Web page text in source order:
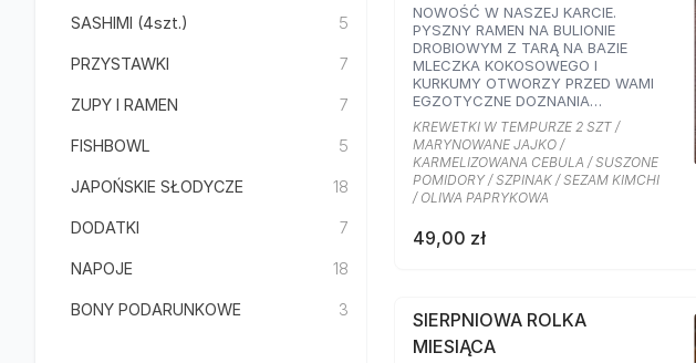
SASHIMI (4szt.) 5
PRZYSTAWKI 7
ZUPY I RAMEN 7
FISHBOWL 5
JAPOŃSKIE SŁODYCZE 18
DODATKI 7
NAPOJE 18
BONY PODARUNKOWE 3
NOWOŚĆ W NASZEJ KARCIE.
PYSZNY RAMEN NA BULIONIE
DROBIOWYM Z TARĄ NA BAZIE
MLECZKA KOKOSOWEGO I
KURKUMY OTWORZY PRZED WAMI
EGZOTYCZNE DOZNANIA
KULINARNE. PODAWANY Z
KREWETKAMI I MARYNOWANYM
JAJKIEM ORAZ KARMELIZOWANĄ
CEBULKĄ, SZPINAKIEM,
SUSZONYMI POMIDORAMI ORAZ
SEZAMEM O SMAKU KIMCHI I
KREWETKI W TEMPURZE 2 SZT /
MARYNOWANE JAJKO /
KARMELIZOWANA CEBULA / SUSZONE
POMIDORY / SZPINAK / SEZAM KIMCHI
/ OLIWA PAPRYKOWA
49,00 zł
SIERPNIOWA ROLKA
MIESIĄCA